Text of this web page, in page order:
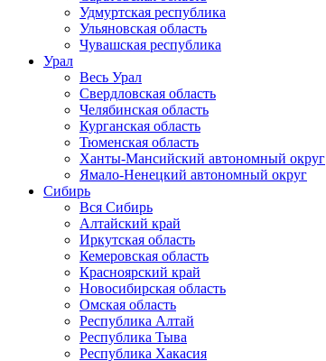
Удмуртская республика
Ульяновская область
Чувашская республика
Урал
Весь Урал
Свердловская область
Челябинская область
Курганская область
Тюменская область
Ханты-Мансийский автономный округ
Ямало-Ненецкий автономный округ
Сибирь
Вся Сибирь
Алтайский край
Иркутская область
Кемеровская область
Красноярский край
Новосибирская область
Омская область
Республика Алтай
Республика Тыва
Республика Хакасия